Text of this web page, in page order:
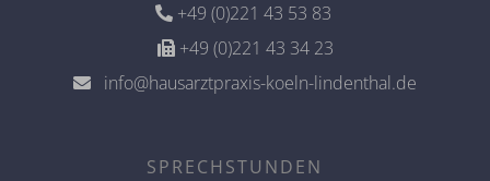
+49 (0)221 43 53 83
+49 (0)221 43 34 23
info@hausarztpraxis-koeln-lindenthal.de
SPRECHSTUNDEN